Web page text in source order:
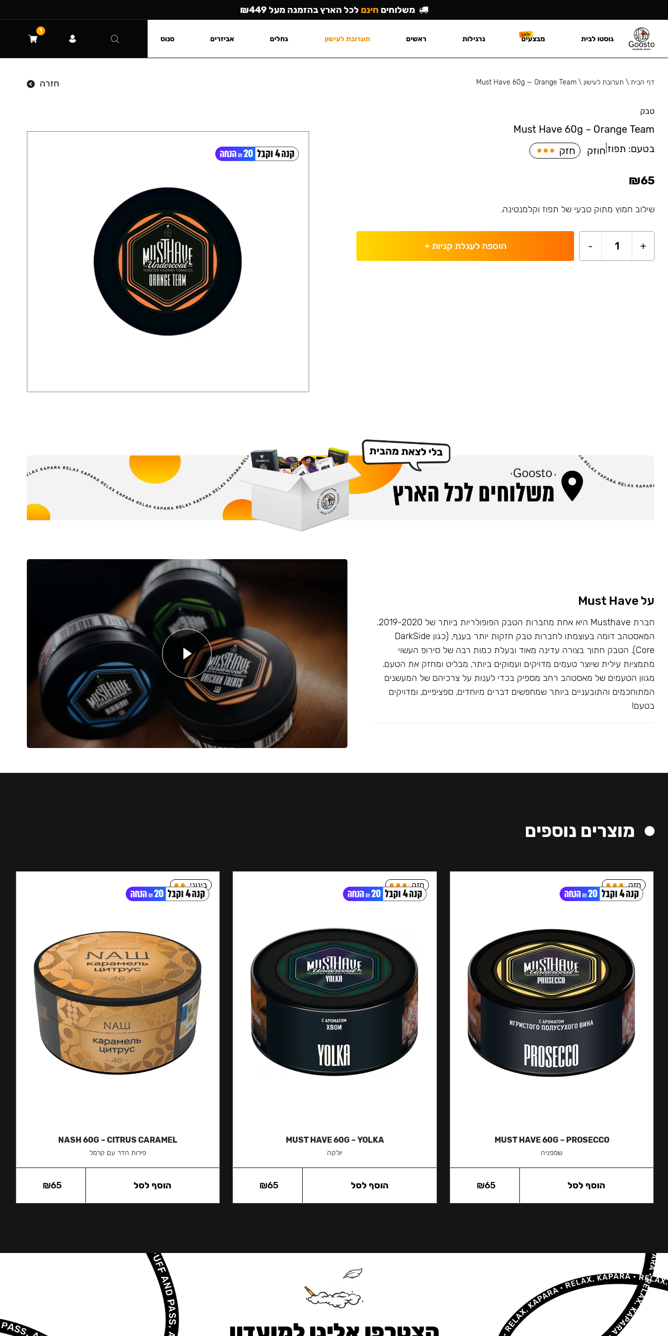
דף הבית\ תערובת לעישון \
Must Have 60g — Orange Team חזרה
טבק
Must Have 60g – Orange Team
בטעם: תפוז חוזק חזק
₪65
שילוב חמוץ מתוק טבעי של תפוז וקלמנטינה.
+
1
- הוספה לעגלת קניות+
על Must Have
חברת Musthave היא אחת מחברות הטבק הפופולריות ביותר של 2019-2020.
המאסטהב דומה בעוצמתו לחברות טבק חזקות יותר בענף, (כגון DarkSide
Core). הטבק חתוך בצורה עדינה מאוד ובעלת כמות רבה של סירופ העשוי
מתמציות עילית שיוצר טעמים מדויקים ועמוקים ביותר, מבליט ומחזק את הטעם.
מגוון הטעמים של מאסטהב רחב מספיק בכדי לענות על צרכיהם של המעשנים
המתוחכמים והתובעניים ביותר שמחפשים דברים מיוחדים, ספציפיים, ומדויקים
בטעם!
מוצרים נוספים
חזק
MUST HAVE 60G – PROSECCO
שמפניה
₪65 הוסף לסל
חזק
MUST HAVE 60G – YOLKA
יולקה
₪65 הוסף לסל
בינוני
NASH 60G – CITRUS CARAMEL
פירות הדר עם קרמל
₪65 הוסף לסל
משלוחים חינם לכל הארץ בהזמנה מעל ₪449
גוסטו לבית מבצעים נרגילות ראשים תערובת לעישון גחלים אביזרים סנוס
1